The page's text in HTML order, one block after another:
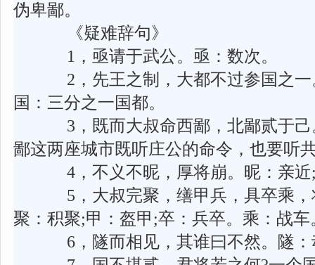
伪卑鄙。
《疑难辞句》
1，亟请于武公。亟：数次。
2，先王之制，大都不过参国之一
国：三分之一国都。
3，既而大叔命西鄙，北鄙贰于己
鄙这两座城市既听庄公的命令，也要听
4，不义不昵，厚将崩。昵：亲近;
5，大叔完聚，缮甲兵，具卒乘，
聚：积聚;甲：盔甲;卒：兵卒。乘：战车
6，隧而相见，其谁曰不然。隧：